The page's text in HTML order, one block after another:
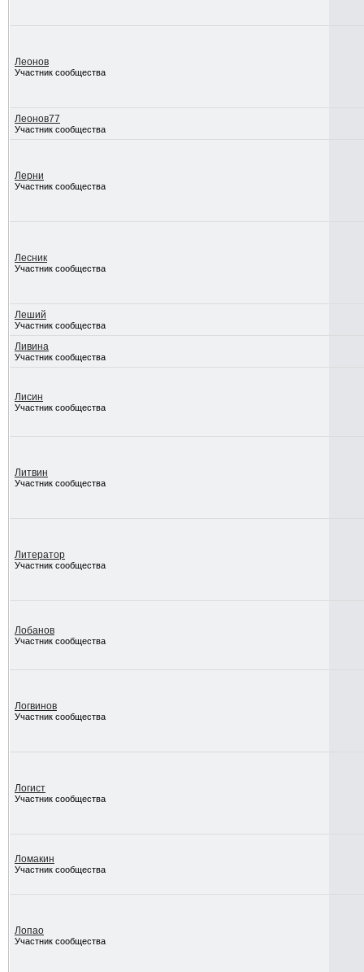
Леонов
Участник сообщества
Леонов77
Участник сообщества
Лерни
Участник сообщества
Лесник
Участник сообщества
Леший
Участник сообщества
Ливина
Участник сообщества
Лисин
Участник сообщества
Литвин
Участник сообщества
Литератор
Участник сообщества
Лобанов
Участник сообщества
Логвинов
Участник сообщества
Логист
Участник сообщества
Ломакин
Участник сообщества
Лопао
Участник сообщества